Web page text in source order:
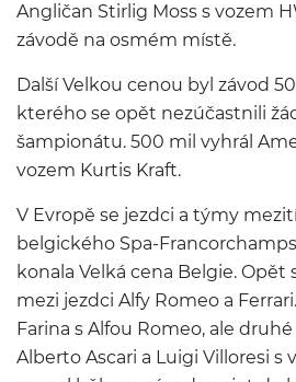
Angličan Stirlig Moss s vozem
závodě na osmém místě.
Další Velkou cenou byl závod
kterého se opět nezúčastnili
šampionátu. 500 mil vyhrál
vozem Kurtis Kraft.
V Evropě se jezdci a týmy
belgického Spa-
konala Velká cena Belgie. Opět
mezi jezdci Alfy Romeo a
Farina s Alfou Romeo, ale
Alberto Ascari a Luigi Villoresi s